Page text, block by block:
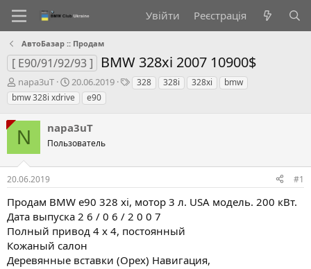
Увійти Реєстрація
АвтоБазар :: Продам
[ E90/91/92/93 ] BMW 328xi 2007 10900$
А
в
т
о
р
т
е
м
и
napa3uT
Д
а
т
с
т
о
н
н
я
20.06.2019
Т328 328i 328xi
bmw
bmw 328i xdrive
e90
N napa3uT
Пользователь
20.06.2019 #1
Продам BMW e90 328 xi, мотор 3 л. USA модель. 200 кВт.
Дата выпуска 2 6 / 0 6 / 2 0 0 7
Полный привод 4 х 4, постоянный
Кожаный салон
Деревянные вставки (Орех) Навигация,